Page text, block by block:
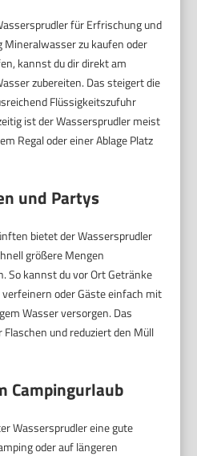
für Erfrischung und
zu kaufen oder
kannst du dir direkt am
zubereiten. Das steigert die
Flüssigkeitszufuhr
ist der Wassersprudler meist
Regal oder einer Ablage Platz
und Partys
bietet der Wassersprudler
größere Mengen
So kannst du vor Ort Getränke
oder Gäste einfach mit
Wasser versorgen. Das
und reduziert den Müll
Campingurlaub
Wassersprudler eine gute
oder auf längeren